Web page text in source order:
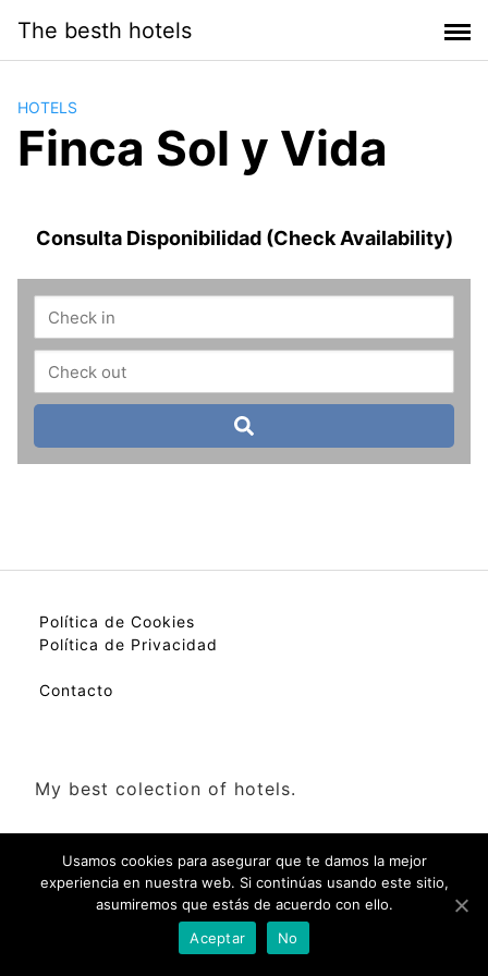
contenido
The besth hotels
HOTELS
Finca Sol y Vida
Consulta Disponibilidad (Check Availability)
Política de Cookies
Política de Privacidad
Contacto
My best colection of hotels.
Usamos cookies para asegurar que te damos la mejor
experiencia en nuestra web. Si continúas usando este sitio,
asumiremos que estás de acuerdo con ello.
Aceptar
No
Check Availability(Disponibilidad)